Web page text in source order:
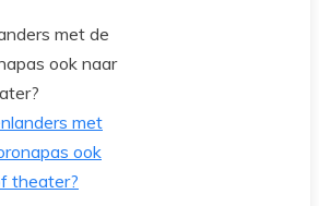
met de
ook naar